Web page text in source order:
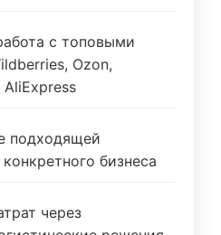
с топовыми
Ozon,
подходящей
бизнеса
через